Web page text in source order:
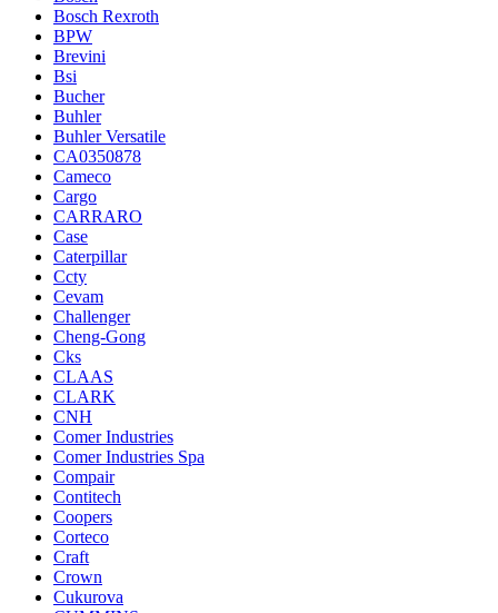
Bosch Rexroth
BPW
Brevini
Bsi
Bucher
Buhler
Buhler Versatile
CA0350878
Cameco
Cargo
CARRARO
Case
Caterpillar
Ccty
Cevam
Challenger
Cheng-Gong
Cks
CLAAS
CLARK
CNH
Comer Industries
Comer Industries Spa
Compair
Contitech
Coopers
Corteco
Craft
Crown
Cukurova